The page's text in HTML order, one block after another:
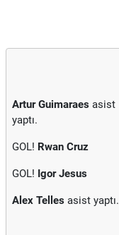
Artur Guimaraes asist
yaptı.
GOL! Rwan Cruz
GOL! Igor Jesus
Alex Telles asist yaptı.